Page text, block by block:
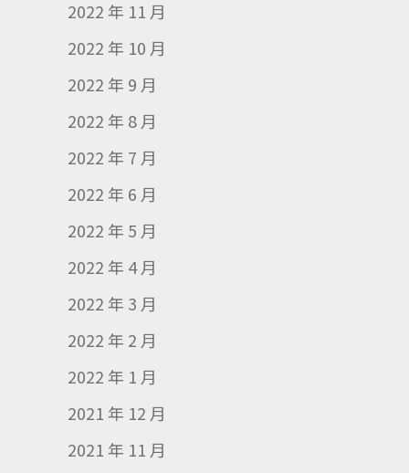
2022 年 11 月
2022 年 10 月
2022 年 9 月
2022 年 8 月
2022 年 7 月
2022 年 6 月
2022 年 5 月
2022 年 4 月
2022 年 3 月
2022 年 2 月
2022 年 1 月
2021 年 12 月
2021 年 11 月